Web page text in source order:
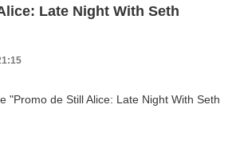
Late Night With Seth